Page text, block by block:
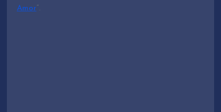
Amor”.